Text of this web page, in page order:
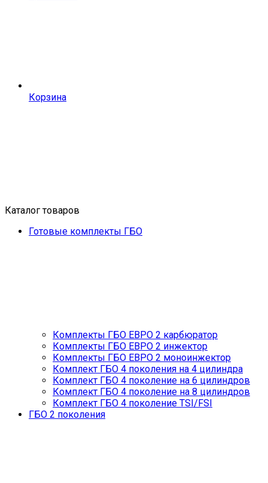
Корзина
Каталог товаров
Готовые комплекты ГБО
Комплекты ГБО ЕВРО 2 карбюратор
Комплекты ГБО ЕВРО 2 инжектор
Комплекты ГБО ЕВРО 2 моноинжектор
Комплект ГБО 4 поколения на 4 цилиндра
Комплект ГБО 4 поколение на 6 цилиндров
Комплект ГБО 4 поколение на 8 цилиндров
Комплект ГБО 4 поколение TSI/FSI
ГБО 2 поколения